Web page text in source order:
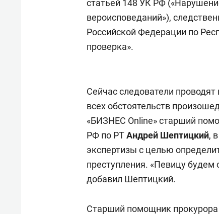
статьей 148 УК РФ
вероисповеданий»),
Российской Федерации по
проверка».
Сейчас следователи
всех обстоятельств
«БИЗНЕС Online» старший
РФ по РТАндрей Шептицкий,
экспертизы с целью
преступления. «Певицу будем
добавил Шептицкий.
Старший помощник